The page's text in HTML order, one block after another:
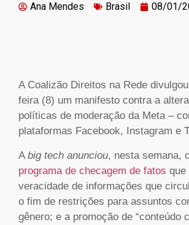
Ana Mendes Brasil 08/01/
A Coalizão Direitos na Rede
feira (8) um manifesto contra a
políticas de moderação da Meta –
plataformas Facebook, Instagram e
A big tech anunciou, nesta semana,
programa de checagem de fatos que
veracidade de informações que
o fim de restrições para assuntos
gênero; e a promoção de “conteúdo